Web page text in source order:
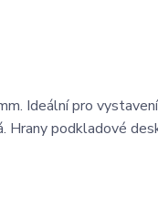
Ideální pro
Hrany podkladové